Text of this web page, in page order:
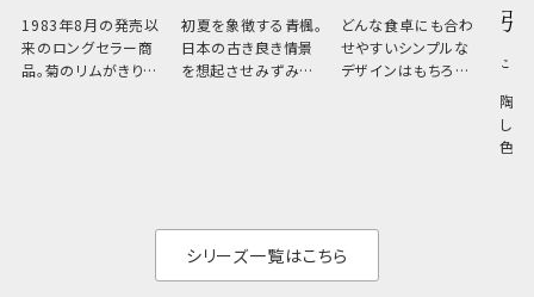
1983年8月の発売以
来のロングセラー商
品。菊のリムがきりっ
初夏を象徴する青楓。
日本の古き良き情景
を想起させみずみず
どんな食卓にも合わ
せやすいシンプルな
デザインはもちろん、
こひ
陶器
しい
色の
シリーズ一覧はこちら